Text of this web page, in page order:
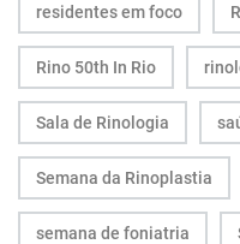
residentes em foco
Rino 50th In Rio
Sala de Rinologia
Semana da Rinoplastia
semana de foniatria